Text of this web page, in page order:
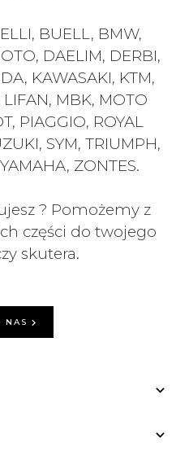
BUELL, BMW,
DAELIM, DERBI,
KAWASAKI, KTM,
LIFAN, MBK, MOTO
PIAGGIO, ROYAL
SYM, TRIUMPH,
ZONTES.
? Pomożemy z
części do twojego
skutera.
NAS